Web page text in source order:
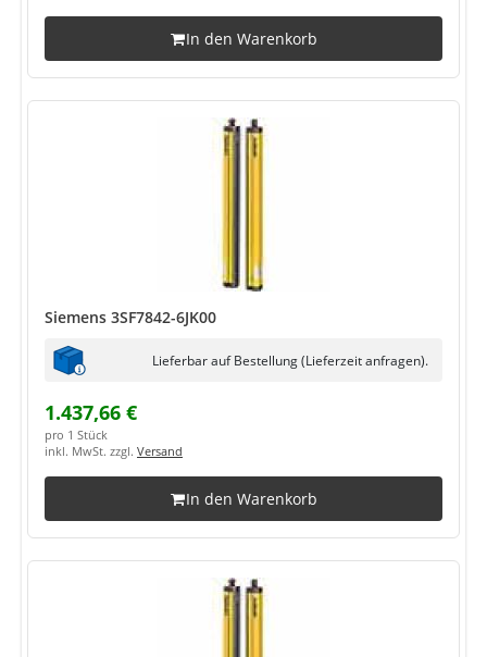
In den Warenkorb
Siemens 3SF7842-6JK00
Lieferbar auf Bestellung (Lieferzeit anfragen).
1.437,66 €
pro 1 Stück
inkl. MwSt. zzgl. Versand
In den Warenkorb